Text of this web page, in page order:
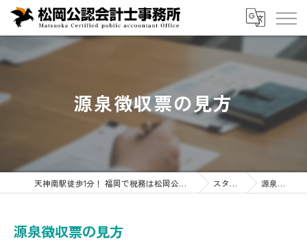
源泉徴収票の見方
天神南駅徒歩1分！ 福岡で税務は松岡公認会計士事務所へ 企業・会計・税務・相続専門 スタッフブログ 源泉徴収票の見方
源泉徴収票の見方